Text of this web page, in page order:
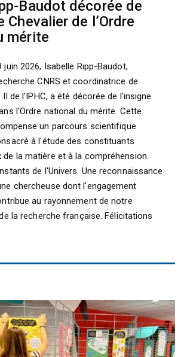
Baudot décorée de
Chevalier de l’Ordre
mérite
juin 2026, Isabelle Ripp-Baudot,
CNRS et coordinatrice de
II de l'IPHC, a été décorée de l'insigne
l'Ordre national du mérite. Cette
un parcours scientifique
à l'étude des constituants
la matière et à la compréhension
de l'Univers. Une reconnaissance
chercheuse dont l'engagement
au rayonnement de notre
la recherche française. Félicitations